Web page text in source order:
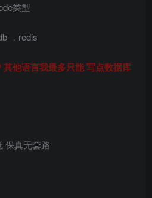
类型
，redis
他语言我最多只能 写点数据库
保真无套路